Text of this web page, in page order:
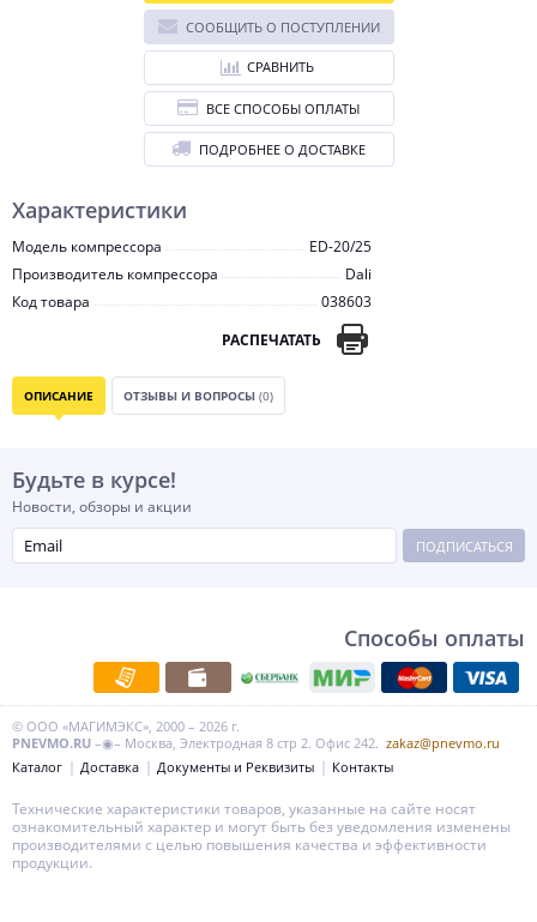
Характеристики
Модель компрессора
ED-20/25
Производитель компрессора
Dali
Код товара
038603
РАСПЕЧАТАТЬ
СООБЩИТЬ О ПОСТУПЛЕНИИ
СРАВНИТЬ
ВСЕ СПОСОБЫ ОПЛАТЫ
ПОДРОБНЕЕ О ДОСТАВКЕ
ОПИСАНИЕ ОТЗЫВЫ И ВОПРОСЫ (0)
Будьте в курсе!
Новости, обзоры и акции
ПОДПИСАТЬСЯ
Способы оплаты
© ООО «МАГИМЭКС», 2000 – 2026 г.
PNEVMO.RU –◉– Москва, Электродная 8 стр 2. Офис 242. zakaz@pnevmo.ru
Каталог
Доставка Документы и Реквизиты Контакты
Технические характеристики товаров, указанные на сайте носят
ознакомительный характер и могут быть без уведомления изменены
производителями с целью повышения качества и эффективности
продукции.